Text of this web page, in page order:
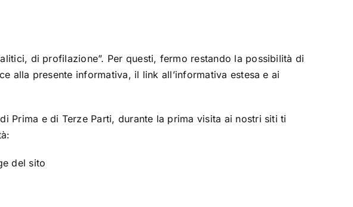
di profilazione”. Per questi, fermo restando la possibilità di
alla presente informativa, il link all’informativa estesa e ai
Prima e di Terze Parti, durante la prima visita ai nostri siti ti
del sito